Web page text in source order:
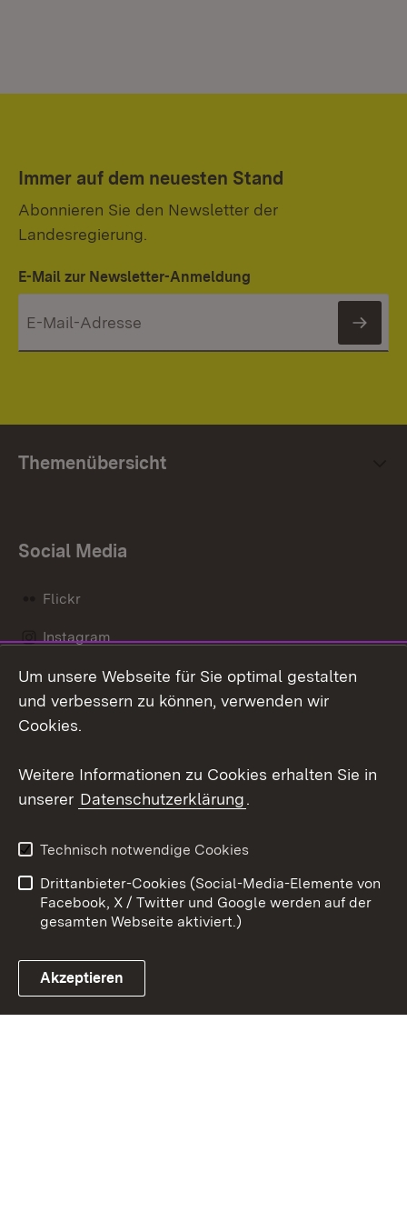
Immer auf dem neuesten Stand
Abonnieren Sie den Newsletter der
Landesregierung.
E-Mail zur Newsletter-Anmeldung
Themenübersicht
Social Media
Flickr
Instagram
Social Wall
Link zum Landesportal
Barrierefreiheit
Benutzungshinweise
Impressum
Cookies
Um unsere Webseite für Sie optimal gestalten
und verbessern zu können, verwenden wir
Cookies.
Weitere Informationen zu Cookies erhalten Sie in
unserer Datenschutzerklärung.
Technisch notwendige Cookies
Drittanbieter-Cookies (Social-Media-Elemente von
Facebook, X / Twitter und Google werden auf der
gesamten Webseite aktiviert.)
Akzeptieren